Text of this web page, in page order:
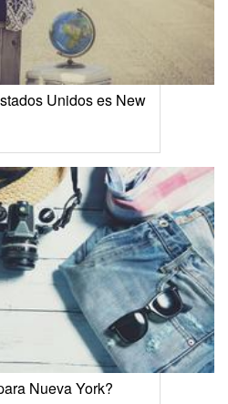
Unidos es New
Nueva York?